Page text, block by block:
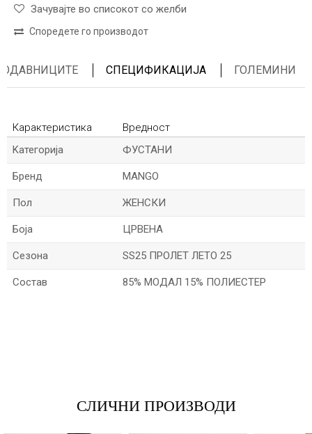
Зачувајте во списокот со желби
Споредете го производот
СПЕЦИФИКАЦИЈА ГОЛЕМИНИ
Карактеристика
Вредност
Kатегорија
ФУСТАНИ
Бренд MANGO
Пол ЖЕНСКИ
Боја ЦРВЕНА
Сезона SS25 ПРОЛЕТ ЛЕТО 25
Состав 85% МОДАЛ 15% ПОЛИЕСТЕР
СЛИЧНИ ПРОИЗВОДИ